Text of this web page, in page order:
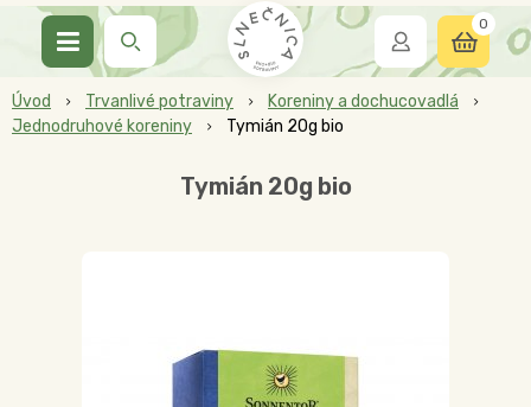
0
Úvod Trvanlivé potraviny
Koreniny a dochucovadlá
Jednodruhové koreniny
Tymián 20g bio
Tymián 20g bio